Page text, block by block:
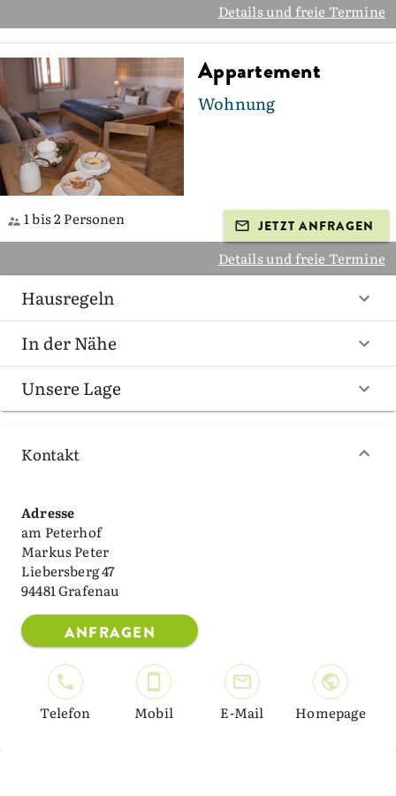
Details und freie Termine
Appartement
Wohnung
1 bis 2 Personen JETZT ANFRAGEN
Details und freie Termine
Hausregeln
In der Nähe
Unsere Lage
Kontakt
Adresse
am Peterhof
Markus Peter
Liebersberg 47
94481 Grafenau
ANFRAGEN
Telefon Mobil E-Mail Homepage